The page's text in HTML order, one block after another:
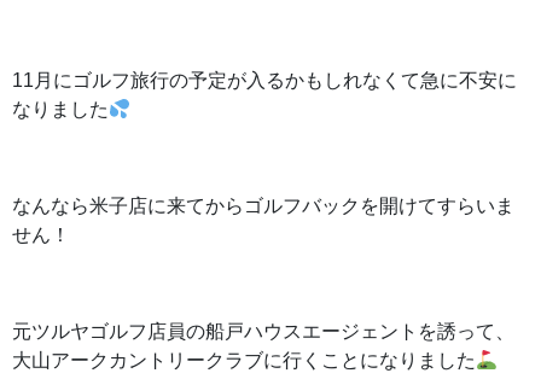
11月にゴルフ旅行の予定が入るかもしれなくて急に不安に
なりました
なんなら米子店に来てからゴルフバックを開けてすらいま
せん！
元ツルヤゴルフ店員の船戸ハウスエージェントを誘って、
大山アークカントリークラブに行くことになりました